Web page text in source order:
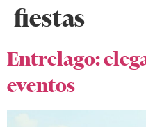
fiestas
Entrelago:
eventos